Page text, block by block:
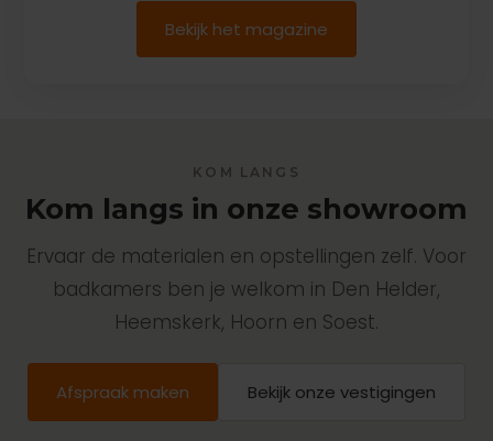
Bekijk het magazine
KOM LANGS
Kom langs in onze showroom
Ervaar de materialen en opstellingen zelf. Voor
badkamers ben je welkom in Den Helder,
Heemskerk, Hoorn en Soest.
Afspraak maken Bekijk onze vestigingen